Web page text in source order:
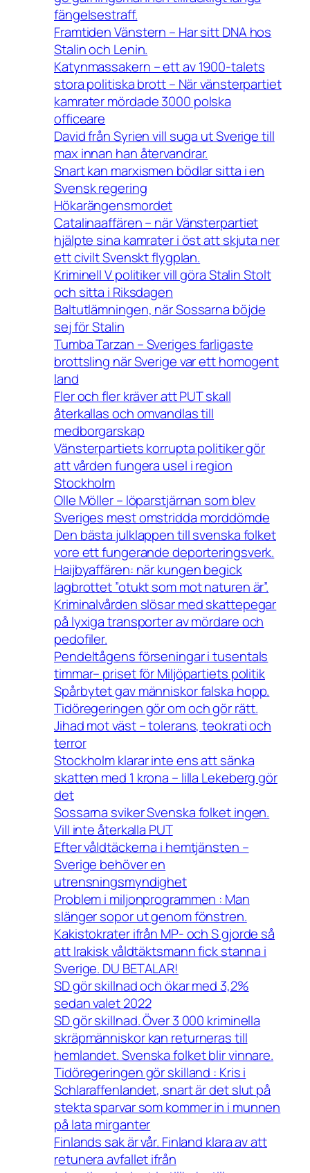
fängelsestraff.
Framtiden Vänstern – Har sitt DNA hos
Stalin och Lenin.
Katynmassakern – ett av 1900-talets
stora politiska brott – När vänsterpartiet
kamrater mördade 3000 polska
officeare
David från Syrien vill suga ut Sverige till
max innan han återvandrar.
Snart kan marxismen bödlar sitta i en
Svensk regering
Hökarängensmordet
Catalinaaffären – när Vänsterpartiet
hjälpte sina kamrater i öst att skjuta ner
ett civilt Svenskt flygplan.
Kriminell V politiker vill göra Stalin Stolt
och sitta i Riksdagen
Baltutlämningen, när Sossarna böjde
sej för Stalin
Tumba Tarzan – Sveriges farligaste
brottsling när Sverige var ett homogent
land
Fler och fler kräver att PUT skall
återkallas och omvandlas till
medborgarskap
Vänsterpartiets korrupta politiker gör
att vården fungera usel i region
Stockholm
Olle Möller – löparstjärnan som blev
Sveriges mest omstridda morddömde
Den bästa julklappen till svenska folket
vore ett fungerande deporteringsverk.
Haijbyaffären: när kungen begick
lagbrottet ”otukt som mot naturen är”.
Kriminalvården slösar med skattepegar
på lyxiga transporter av mördare och
pedofiler.
Pendeltågens förseningar i tusentals
timmar– priset för Miljöpartiets politik
Spårbytet gav människor falska hopp.
Tidöregeringen gör om och gör rätt.
Jihad mot väst – tolerans, teokrati och
terror
Stockholm klarar inte ens att sänka
skatten med 1 krona – lilla Lekeberg gör
det
Sossarna sviker Svenska folket ingen.
Vill inte återkalla PUT
Efter våldtäckerna i hemtjänsten –
Sverige behöver en
utrensningsmyndighet
Problem i miljonprogrammen : Man
slänger sopor ut genom fönstren.
Kakistokrater ifrån MP- och S gjorde så
att Irakisk våldtäktsmann fick stanna i
Sverige. DU BETALAR!
SD gör skillnad och ökar med 3,2%
sedan valet 2022
SD gör skillnad. Över 3 000 kriminella
skräpmänniskor kan returneras till
hemlandet. Svenska folket blir vinnare.
Tidöregeringen gör skilland : Kris i
Schlaraffenlandet, snart är det slut på
stekta sparvar som kommer in i munnen
på lata mirganter
Finlands sak är vår. Finland klara av att
retunera avfallet ifrån